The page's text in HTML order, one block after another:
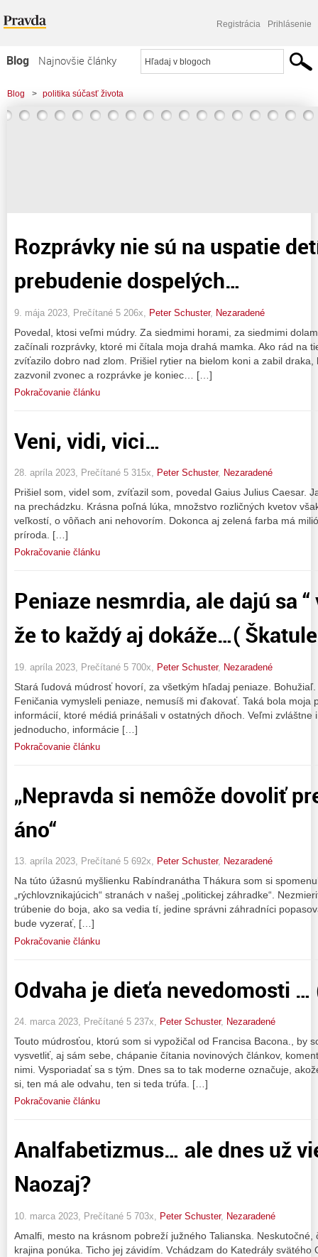
Registrácia Prihlásenie
Blog
Najnovšie články
Najčítanejšie články
Najkomentovanejšie články
Blog > politika súčasť života
Rozprávky nie sú na uspatie
prebudenie dospelých…
9. mája 2023, Prečítané 5 206x, Peter Schuster, Nezaradené
Povedal, ktosi veľmi múdry. Za siedmimi horami, za siedmimi
začínali rozprávky, ktoré mi čítala moja drahá mamka. Ako rád na
zvíťazilo dobro nad zlom. Prišiel rytier na bielom koni a zabil draka,
zazvonil zvonec a rozprávke je koniec… […]
Pokračovanie článku
Veni, vidi, vici…
28. apríla 2023, Prečítané 5 315x, Peter Schuster, Nezaradené
Prišiel som, videl som, zvíťazil som, povedal Gaius Julius Caesar.
na prechádzku. Krásna poľná lúka, množstvo rozličných kvetov
veľkostí, o vôňach ani nehovorím. Dokonca aj zelená farba má
príroda. […]
Pokračovanie článku
Peniaze nesmrdia, ale dajú sa
že to každý aj dokáže…(
19. apríla 2023, Prečítané 5 700x, Peter Schuster, Nezaradené
Stará ľudová múdrosť hovorí, za všetkým hľadaj peniaze.
Feničania vymysleli peniaze, nemusíš mi ďakovať. Taká bola moja
informácií, ktoré médiá prinášali v ostatných dňoch. Veľmi
jednoducho, informácie […]
Pokračovanie článku
„Nepravda si nemôže dovoliť
áno“
13. apríla 2023, Prečítané 5 692x, Peter Schuster, Nezaradené
Na túto úžasnú myšlienku Rabíndranátha Thákura som si
„rýchlovznikajúcich“ stranách v našej „politickej záhradke“.
trúbenie do boja, ako sa vedia tí, jedine správni záhradníci
bude vyzerať, […]
Pokračovanie článku
Odvaha je dieťa nevedomosti
24. marca 2023, Prečítané 5 237x, Peter Schuster, Nezaradené
Touto múdrosťou, ktorú som si vypožičal od Francisa Bacona., by
vysvetliť, aj sám sebe, chápanie čítania novinových článkov,
nimi. Vysporiadať sa s tým. Dnes sa to tak moderne označuje,
si, ten má ale odvahu, ten si teda trúfa. […]
Pokračovanie článku
Analfabetizmus… ale dnes už
Naozaj?
10. marca 2023, Prečítané 5 703x, Peter Schuster, Nezaradené
Amalfi, mesto na krásnom pobreží južného Talianska.
krajina ponúka. Ticho jej závidím. Vchádzam do Katedrály svätého